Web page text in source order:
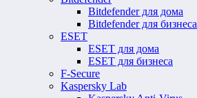
Bitdefender для дома
Bitdefender для бизнеса
ESET
ESET для дома
ESET для бизнеса
F-Secure
Kaspersky Lab